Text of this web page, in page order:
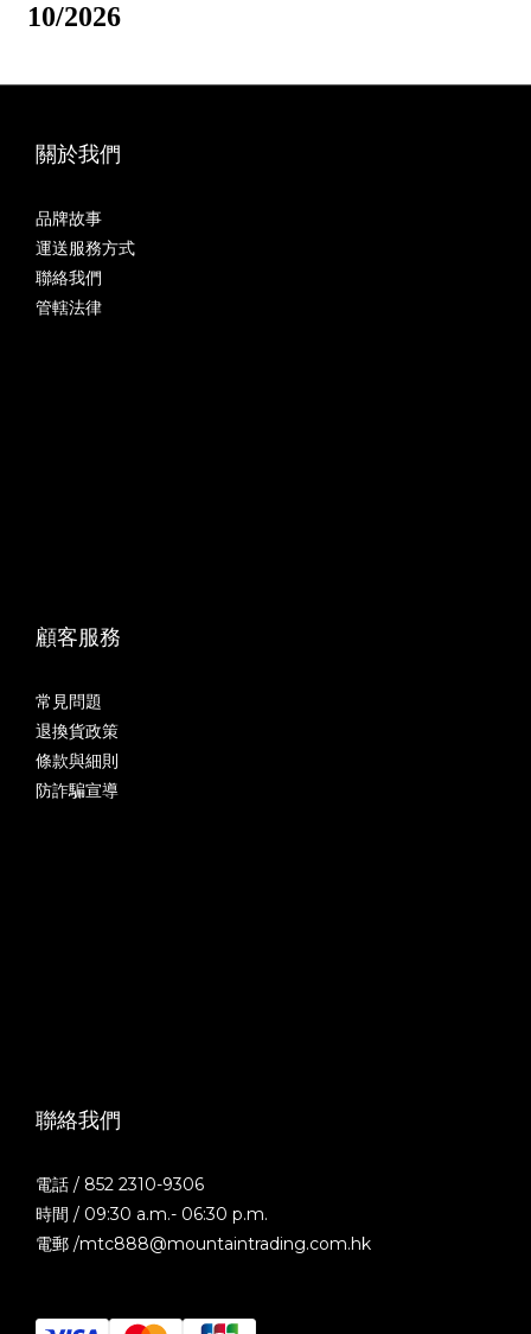
10/2026
關於我們
品牌故事
運送服務方式
聯絡我們
管轄法律
顧客服務
常見問題
退換貨政策
條款與細則
防詐騙宣導
聯絡我們
電話 / 852 2310-9306
時間 / 09:30 a.m.- 06:30 p.m.
電郵 /mtc888@mountaintrading.com.hk